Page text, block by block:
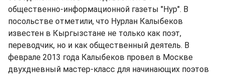
общественно-информационной газеты "Нур". В
посольстве отметили, что Нурлан Калыбеков
известен в Кыргызстане не только как поэт,
переводчик, но и как общественный деятель. В
феврале 2013 года Калыбеков провел в Москве
двухдневный мастер-класс для начинающих поэтов